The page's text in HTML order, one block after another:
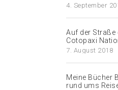
4. September
Auf der Straße
Cotopaxi
7. August 2018
Meine Bücher
rund ums